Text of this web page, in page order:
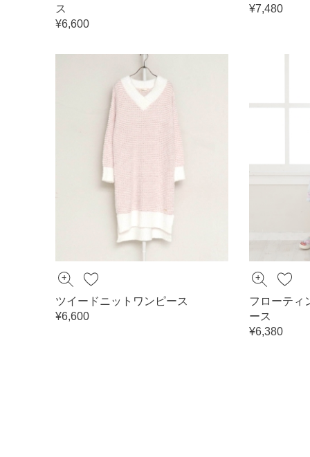
ス
¥6,600
¥7,480
ツイードニットワンピース
¥6,600
フローティ
ース
¥6,380